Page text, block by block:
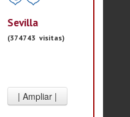
Sevilla
(374743 visitas)